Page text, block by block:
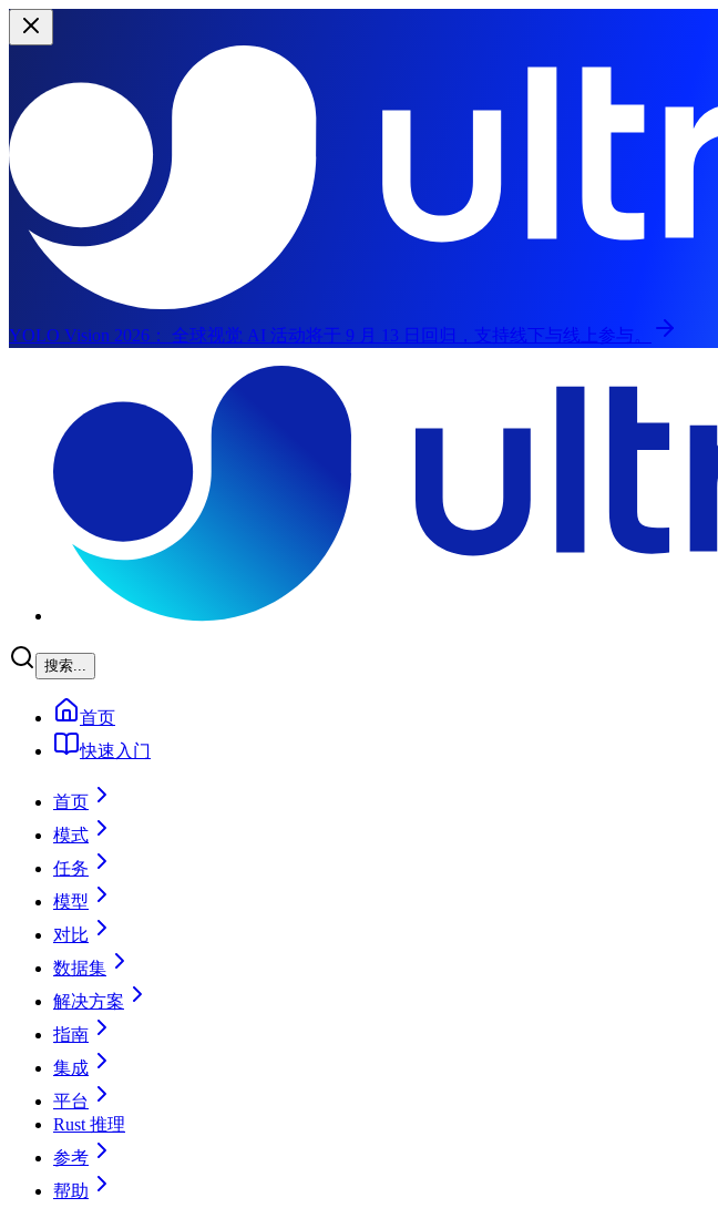
YOLO Vision 2026：
全球视觉 AI 活动将于 9 月 13 日回归，支持线下与线上参与。
搜索...
首页
快速入门
首页
模式
任务
模型
对比
数据集
解决方案
指南
集成
平台
Rust 推理
参考
帮助